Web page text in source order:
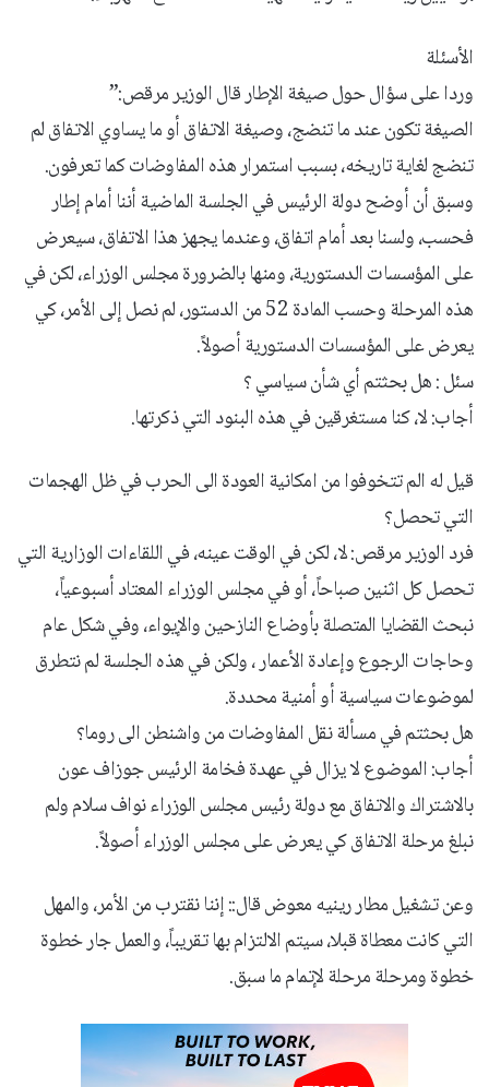
الأسئلة
وردا على سؤال حول صيغة الإطار قال الوزير مرقص:”
الصيغة تكون عند ما تنضج، وصيغة الاتفاق أو ما يساوي الاتفاق لم
تنضج لغاية تاريخه، بسبب استمرار هذه المفاوضات كما تعرفون.
وسبق أن أوضح دولة الرئيس في الجلسة الماضية أننا أمام إطار
فحسب، ولسنا بعد أمام اتفاق، وعندما يجهز هذا الاتفاق، سيعرض
على المؤسسات الدستورية، ومنها بالضرورة مجلس الوزراء، لكن في
هذه المرحلة وحسب المادة 52 من الدستور، لم نصل إلى الأمر، كي
يعرض على المؤسسات الدستورية أصولاً.
سئل : هل بحثتم أي شأن سياسي ؟
أجاب: لا، كنا مستغرقين في هذه البنود التي ذكرتها.
قيل له الم تتخوفوا من امكانية العودة الى الحرب في ظل الهجمات
التي تحصل؟
فرد الوزير مرقص: لا، لكن في الوقت عينه، في اللقاءات الوزارية التي
تحصل كل اثنين صباحاً، أو في مجلس الوزراء المعتاد أسبوعياً،
نبحث القضايا المتصلة بأوضاع النازحين والإيواء، وفي شكل عام
وحاجات الرجوع وإعادة الأعمار ، ولكن في هذه الجلسة لم نتطرق
لموضوعات سياسية أو أمنية محددة.
هل بحثتم في مسألة نقل المفاوضات من واشنطن الى روما؟
أجاب: الموضوع لا يزال في عهدة فخامة الرئيس جوزاف عون
بالاشتراك والاتفاق مع دولة رئيس مجلس الوزراء نواف سلام ولم
نبلغ مرحلة الاتفاق كي يعرض على مجلس الوزراء أصولاً.
وعن تشغيل مطار رينيه معوض قال:: إننا نقترب من الأمر، والمهل
التي كانت معطاة قبلا، سيتم الالتزام بها تقريباً، والعمل جار خطوة
خطوة ومرحلة مرحلة لإتمام ما سبق.